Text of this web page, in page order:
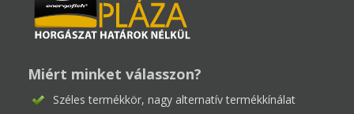
Miért minket válasszon?
Széles termékkör, nagy alternatív termékkínálat